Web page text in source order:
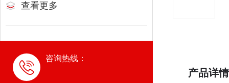
查看更多
咨询热线：
产品详情